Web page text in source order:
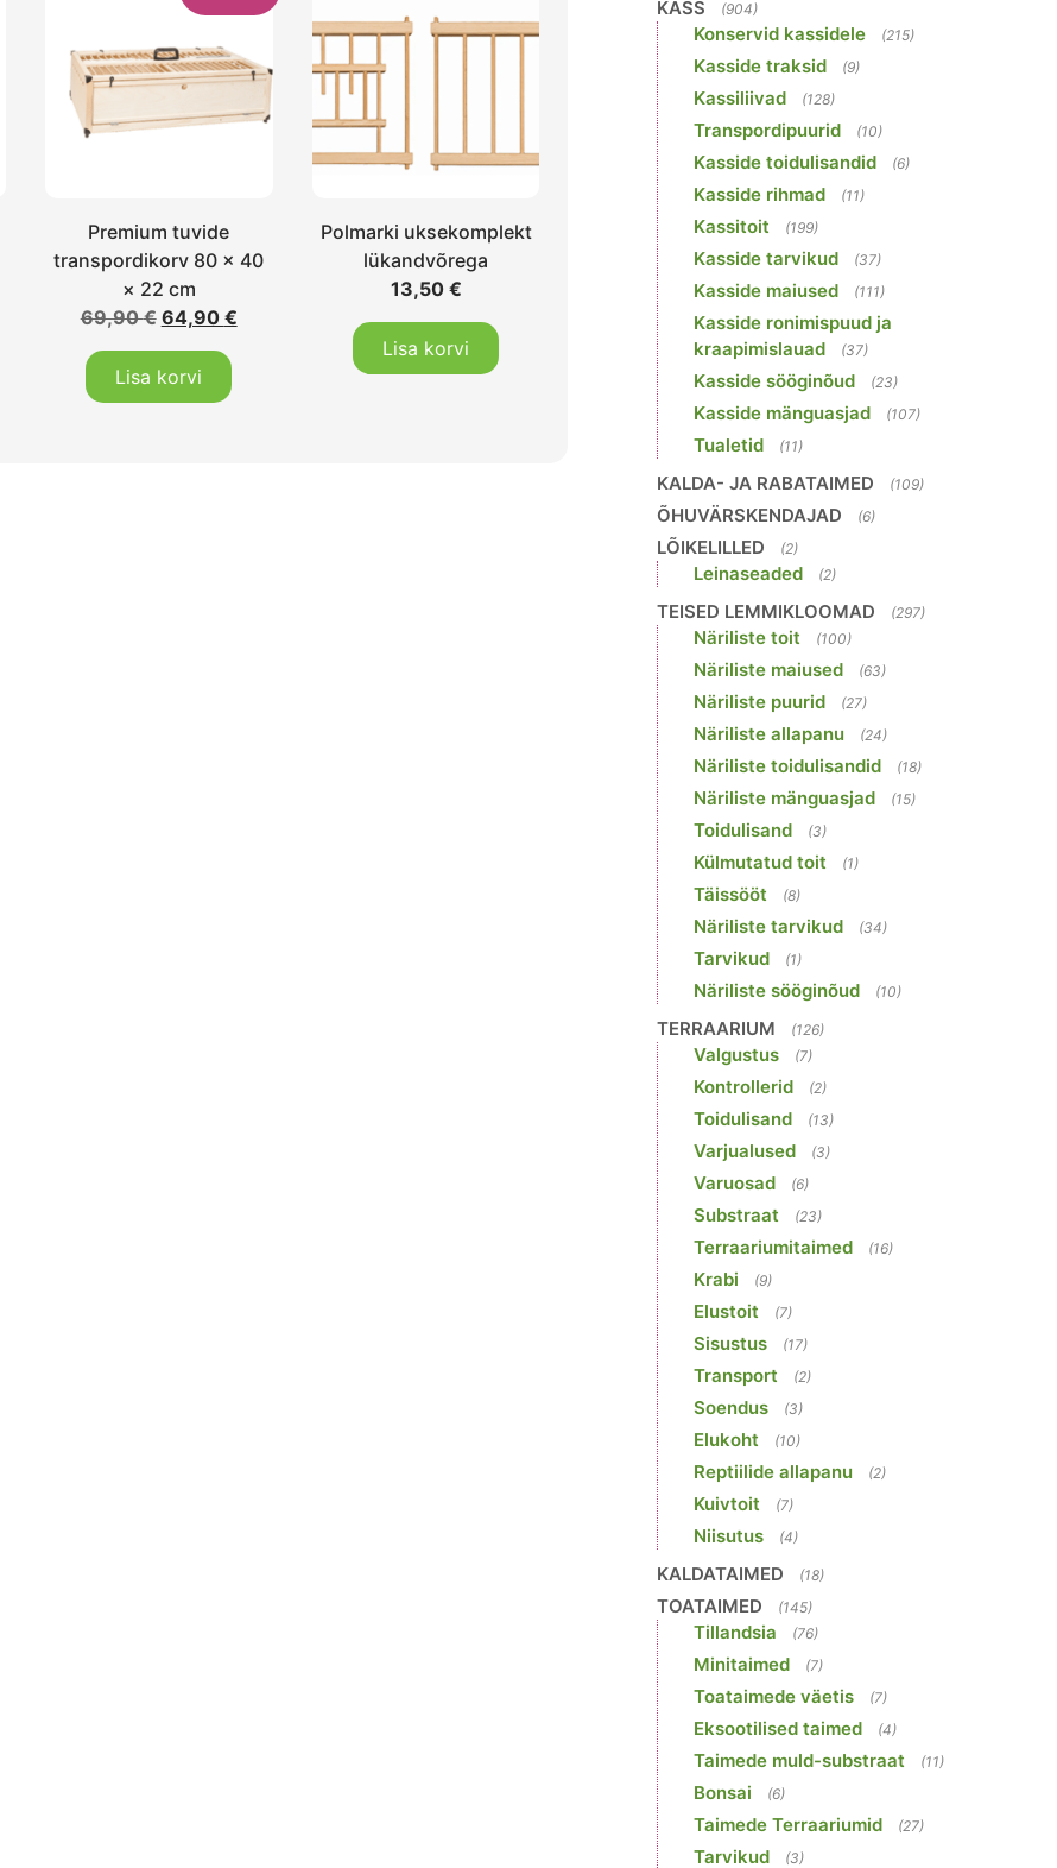
Premium tuvide
transpordikorv 80 × 40
× 22 cm
69,90€ 64,90 €
Lisa korvi
Polmarki uksekomplekt
lükandvõrega
13,50 €
Lisa korvi
KASS (904)
Konservid kassidele (215)
Kasside traksid (9)
Kassiliivad (128)
Transpordipuurid (10)
Kasside toidulisandid (6)
Kasside rihmad (11)
Kassitoit (199)
Kasside tarvikud (37)
Kasside maiused (111)
Kasside ronimispuud ja
kraapimislauad
(37)
Kasside sööginõud (23)
Kasside mänguasjad (107)
Tualetid (11)
KALDA- JA RABATAIMED (109)
ÕHUVÄRSKENDAJAD (6)
LÕIKELILLED (2)
Leinaseaded (2)
TEISED LEMMIKLOOMAD (297)
Näriliste toit (100)
Näriliste maiused (63)
Näriliste puurid (27)
Näriliste allapanu (24)
Näriliste toidulisandid (18)
Näriliste mänguasjad (15)
Toidulisand (3)
Külmutatud toit (1)
Täissööt (8)
Näriliste tarvikud (34)
Tarvikud (1)
Näriliste sööginõud (10)
TERRAARIUM (126)
Valgustus (7)
Kontrollerid (2)
Toidulisand (13)
Varjualused (3)
Varuosad (6)
Substraat (23)
Terraariumitaimed (16)
Krabi (9)
Elustoit (7)
Sisustus (17)
Transport (2)
Soendus (3)
Elukoht (10)
Reptiilide allapanu (2)
Kuivtoit (7)
Niisutus (4)
KALDATAIMED (18)
TOATAIMED (145)
Tillandsia (76)
Minitaimed (7)
Toataimede väetis (7)
Eksootilised taimed (4)
Taimede muld-substraat (11)
Bonsai (6)
Taimede Terraariumid (27)
Tarvikud (3)